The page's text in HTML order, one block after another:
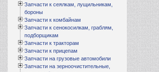
Запчасти к сеялкам, лущильникам,
бороны
Запчасти к комбайнам
Запчасти к сенокосилкам, граблям,
подборщикам
Запчасти к тракторам
Запчасти к прицепам
Запчасти на грузовые автомобили
Запчасти на зерноочистительные,